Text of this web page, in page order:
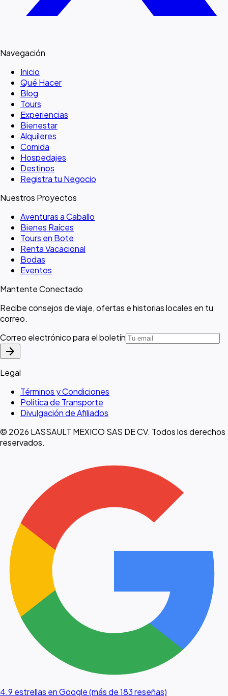
Navegación
Inicio
Qué Hacer
Blog
Tours
Experiencias
Bienestar
Alquileres
Comida
Hospedajes
Destinos
Registra tu Negocio
Nuestros Proyectos
Aventuras a Caballo
Bienes Raíces
Tours en Bote
Renta Vacacional
Bodas
Eventos
Mantente Conectado
Recibe consejos de viaje, ofertas e historias locales en tu
correo.
Correo electrónico para el boletín
arrow_forward
Legal
Términos y Condiciones
Política de Transporte
Divulgación de Afiliados
© 2026 LASSAULT MEXICO SAS DE CV. Todos los derechos
reservados.
4.9 estrellas en Google (más de 183 reseñas)